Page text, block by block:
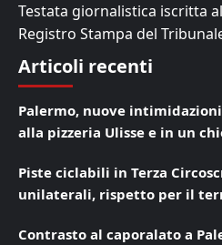
Testata giornalistica iscritta
Registro Stampa del
Articoli recenti
Palermo, nuove
alla pizzeria Ulisse e in un
Piste ciclabili in Terza
unilaterali, rispetto per il
Contrasto al caporalato a